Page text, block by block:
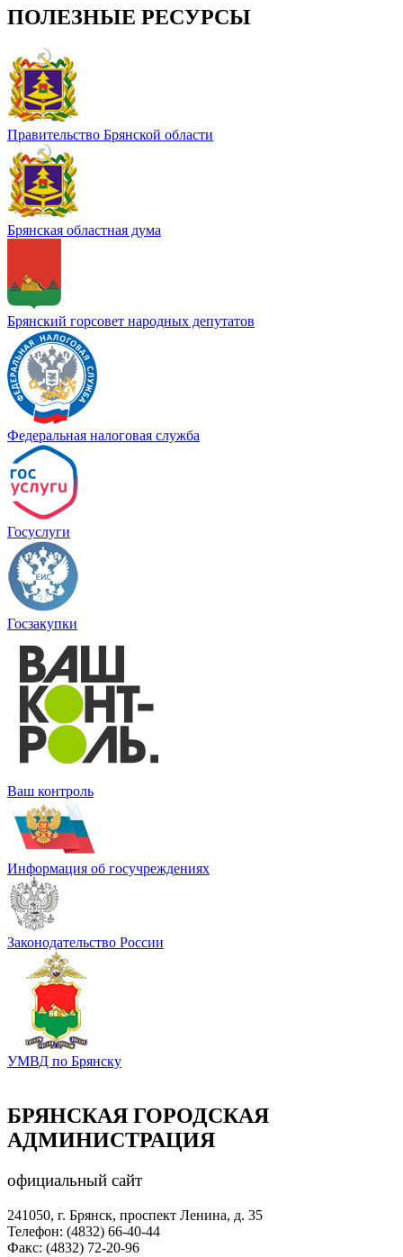
ПОЛЕЗНЫЕ РЕСУРСЫ
Правительство Брянской области
Брянская областная дума
Брянский горсовет народных депутатов
Федеральная налоговая служба
Госуслуги
Госзакупки
Ваш контроль
Информация об госучреждениях
Законодательство России
УМВД по Брянску
БРЯНСКАЯ ГОРОДСКАЯ
АДМИНИСТРАЦИЯ
официальный сайт
241050, г. Брянск, проспект Ленина, д. 35
Телефон: (4832) 66-40-44
Факс: (4832) 72-20-96